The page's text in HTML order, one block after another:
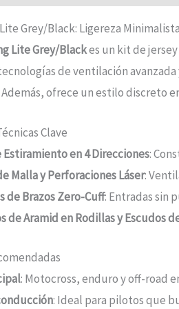
Grey/Black: Ligereza
Lite Grey/Blackes un kit de
de ventilación
ofrece un estilo discreto
Clave
Estiramiento en 4 Direcciones:
Malla y Perforaciones Láser:
de Brazos Zero-Cuff: Entradas sin
de Aramid en Rodillas y Escudos
: Motocross, enduro y off-road
: Ideal para pilotos que